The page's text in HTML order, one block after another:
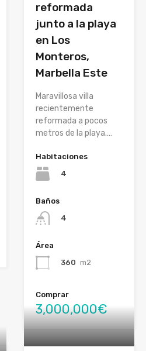
reformada
junto a la playa
en Los
Monteros,
Marbella Este
Maravillosa villa
recientemente
reformada a pocos
metros de la playa.…
Habitaciones
4
Baños
4
Área
360 m2
Comprar
3,000,000€